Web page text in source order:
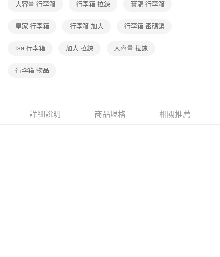
大容量 行李箱 行李箱 拉鍊 寶龍 行李箱
皇家 行李箱 行李箱 加大 行李箱 密碼鎖
tsa 行李箱 加大 拉鍊 大容量 拉鍊
行李箱 物品
詳細說明 商品規格 相關推薦